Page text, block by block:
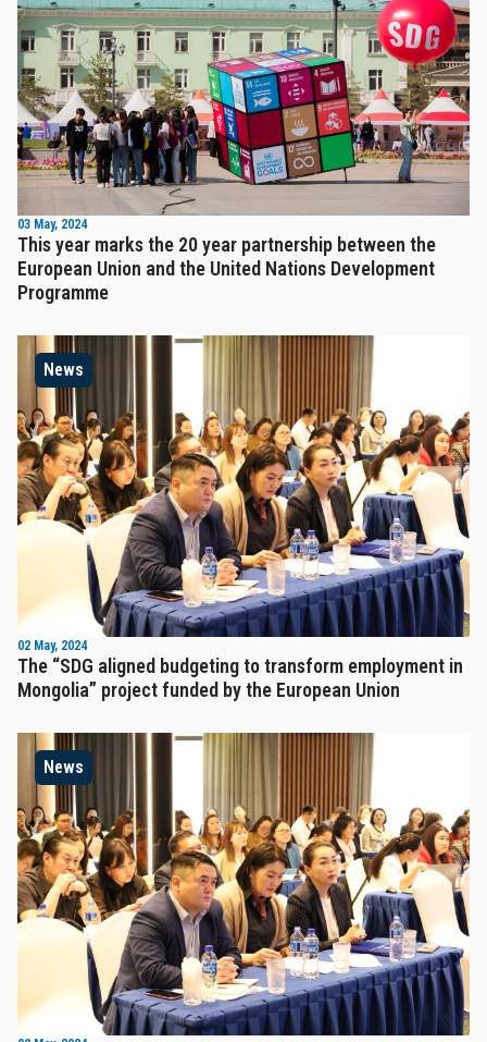
03 May, 2024
This year marks the 20 year partnership between the
European Union and the United Nations Development
Programme
News
02 May, 2024
The “SDG aligned budgeting to transform employment in
Mongolia” project funded by the European Union
News